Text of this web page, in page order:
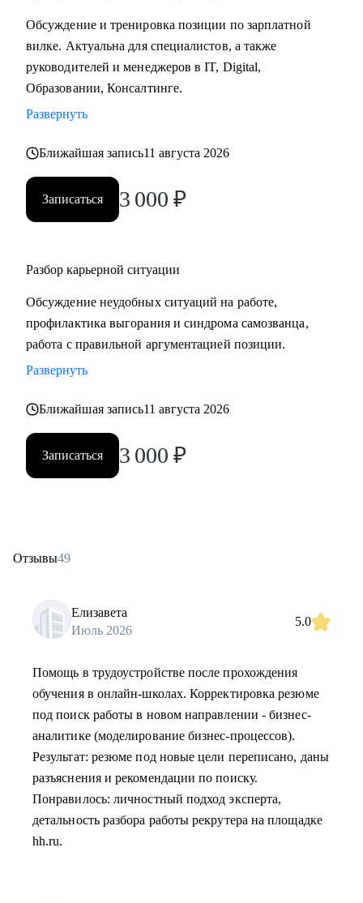
Обсуждение и тренировка позиции по зарплатной
вилке. Актуальна для специалистов, а также
руководителей и менеджеров в IT, Digital,
Образовании, Консалтинге.
Развернуть
Ближайшая запись11 августа 2026
Записаться 3 000 ₽
Разбор карьерной ситуации
Обсуждение неудобных ситуаций на работе,
профилактика выгорания и синдрома самозванца,
работа с правильной аргументацией позиции.
Развернуть
Ближайшая запись11 августа 2026
Записаться 3 000 ₽
Отзывы49
Елизавета
Июль 2026
5.0
Помощь в трудоустройстве после прохождения
обучения в онлайн-школах. Корректировка резюме
под поиск работы в новом направлении - бизнес-
аналитике (моделирование бизнес-процессов).
Результат: резюме под новые цели переписано, даны
разъяснения и рекомендации по поиску.
Понравилось: личностный подход эксперта,
детальность разбора работы рекрутера на площадке
hh.ru.